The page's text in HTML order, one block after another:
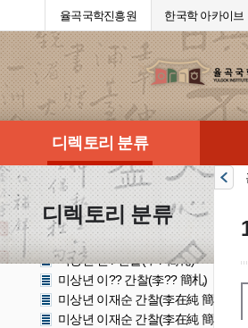
율곡국학진흥원 한국학 아카이브
디렉토리 분류
디렉토리 분류
1820년 이우재 간찰(李愚在 簡札)
1820년 김이재 간찰(金履載 간찰)
1820년 김리재 간찰(金履載 簡札)
1820년 권비응 간찰(權丕應 簡札)
1820년 ?光憲 간찰(?光憲 簡札)
1820년 ?광헌 간찰(?光憲 簡札)
1820년 이희준 간찰(李羲準 簡札)
1820년 김상휴 간찰(金相休 簡札)
미상년 김겸 간찰(金鎌 簡札)
1820년 김후 간찰(金𨩿 簡札)
1820년 이희조 간찰(李羲肇 簡札)
미상년 ?재? 간찰(?在? 簡札)
미상년 신? 간찰(申? 簡札)
미상년 이?? 간찰(李?? 簡札)
미상년 이재순 간찰(李在純 簡札)
미상년 이재순 간찰(李在純 簡札)